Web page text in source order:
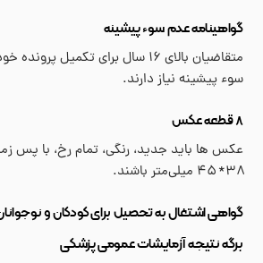
گواهینامه عدم سوء پیشینه
متقاضیان بالای ۱۶ سال برای تکمیل
سوء پیشینه نیاز دارند.
۸ قطعه عکس
عکس ها باید جدید، رنگی، تمام رخ، با پس
۳۸* ۴۵ میلی‌متر باشند.
گواهی اشتغال به تحصیل برای کودکان و نوجوانان ۱۲ تا ۱۸
برگه نتیجه آزمایشات عمومی پزشکی